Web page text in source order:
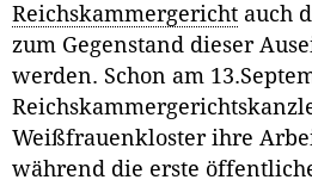
Reichskammergericht auch
zum Gegenstand dieser
werden. Schon am
Weißfrauenkloster ihre
während die erste